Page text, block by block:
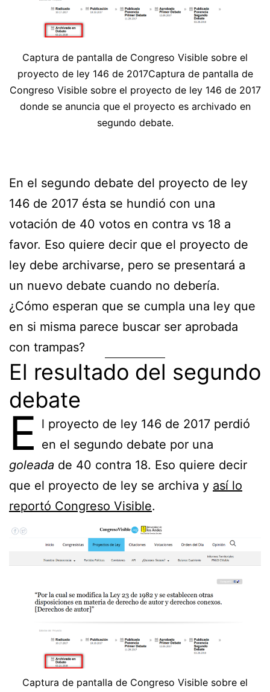
Captura de pantalla de Congreso Visible sobre el
proyecto de ley 146 de 2017Captura de pantalla de
Congreso Visible sobre el proyecto de ley 146 de 2017
donde se anuncia que el proyecto es archivado en
segundo debate.
En el segundo debate del proyecto de ley
146 de 2017 ésta se hundió con una
votación de 40 votos en contra vs 18 a
favor. Eso quiere decir que el proyecto de
ley debe archivarse, pero se presentará a
un nuevo debate cuando no debería.
¿Cómo esperan que se cumpla una ley que
en si misma parece buscar ser aprobada
con trampas?
El resultado del segundo
debate
E l proyecto de ley 146 de 2017 perdió
en el segundo debate por una
goleada de 40 contra 18. Eso quiere decir
que el proyecto de ley se archiva y así lo
reportó Congreso Visible.
Captura de pantalla de Congreso Visible sobre el